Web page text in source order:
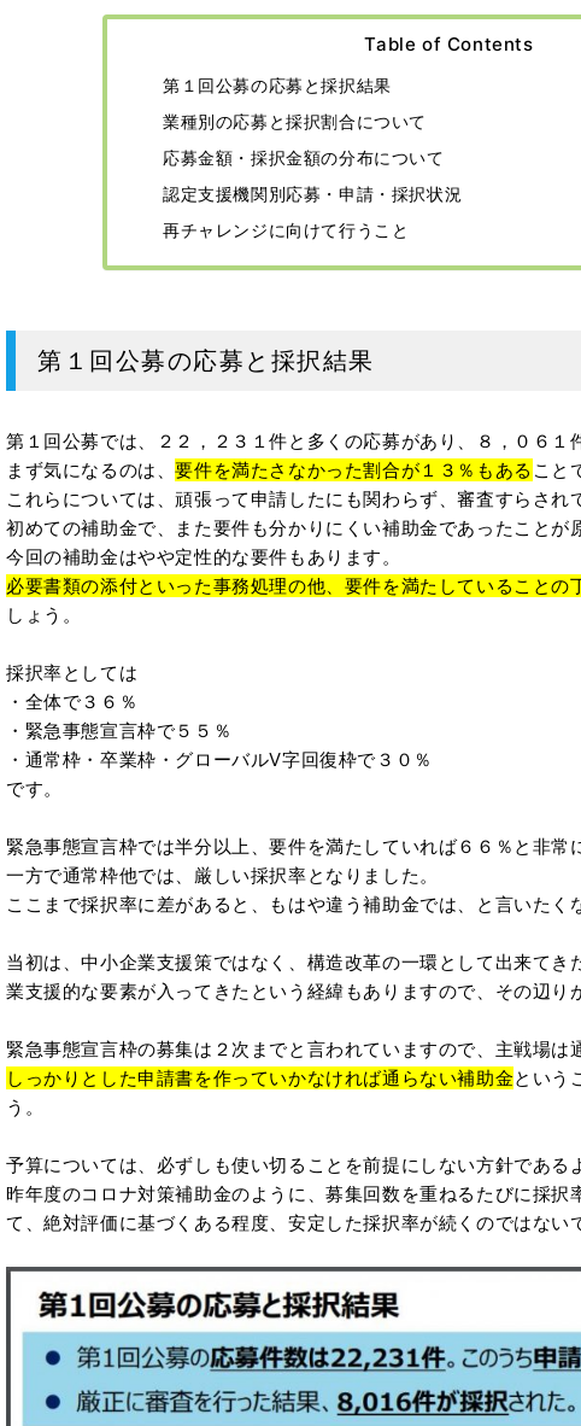
Table of Contents
第１回公募の応募と採択結果
業種別の応募と採択割合について
応募金額・採択金額の分布について
認定支援機関別応募・申請・採択状況
再チャレンジに向けて行うこと
第１回公募の応募と採択結果
第１回公募では、２２，２３１件と多くの応募があり、８，０６１
まず気になるのは、要件を満たさなかった割合が１３％もある こと
これらについては、頑張って申請したにも関わらず、審査すらされ
初めての補助金で、また要件も分かりにくい補助金であったことが
今回の補助金はやや定性的な要件もあります。
必要書類の添付といった事務処理の他、要件を満たしていること
しょう。
採択率としては
・全体で３６％
・緊急事態宣言枠で５５％
・通常枠・卒業枠・グローバルV字回復枠で３０％
です。
緊急事態宣言枠では半分以上、要件を満たしていれば６６％と非常
一方で通常枠他では、厳しい採択率となりました。
ここまで採択率に差があると、もはや違う補助金では、と言いたく
当初は、中小企業支援策ではなく、構造改革の一環として出来て
業支援的な要素が入ってきたという経緯もありますので、その辺り
緊急事態宣言枠の募集は２次までと言われていますので、主戦場は
しっかりとした申請書を作っていかなければ通らない補助金という
う。
予算については、必ずしも使い切ることを前提にしない方針である
昨年度のコロナ対策補助金のように、募集回数を重ねるたびに採択
て、絶対評価に基づくある程度、安定した採択率が続くのではない